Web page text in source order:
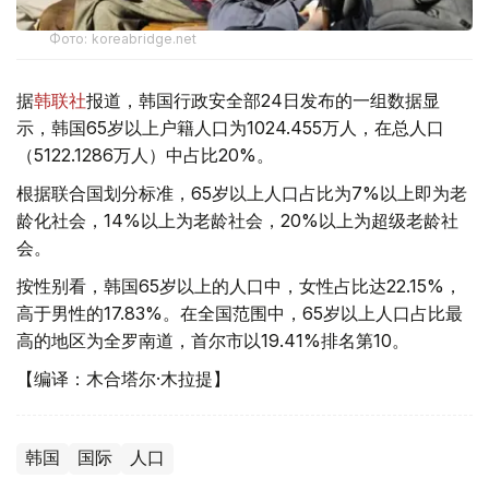
Фото: koreabridge.net
据韩联社报道，韩国行政安全部24日发布的一组数据显
示，韩国65岁以上户籍人口为1024.455万人，在总人口
（5122.1286万人）中占比20%。
根据联合国划分标准，65岁以上人口占比为7%以上即为老
龄化社会，14%以上为老龄社会，20%以上为超级老龄社
会。
按性别看，韩国65岁以上的人口中，女性占比达22.15%，
高于男性的17.83%。在全国范围中，65岁以上人口占比最
高的地区为全罗南道，首尔市以19.41%排名第10。
【编译：木合塔尔·木拉提】
韩国 国际 人口